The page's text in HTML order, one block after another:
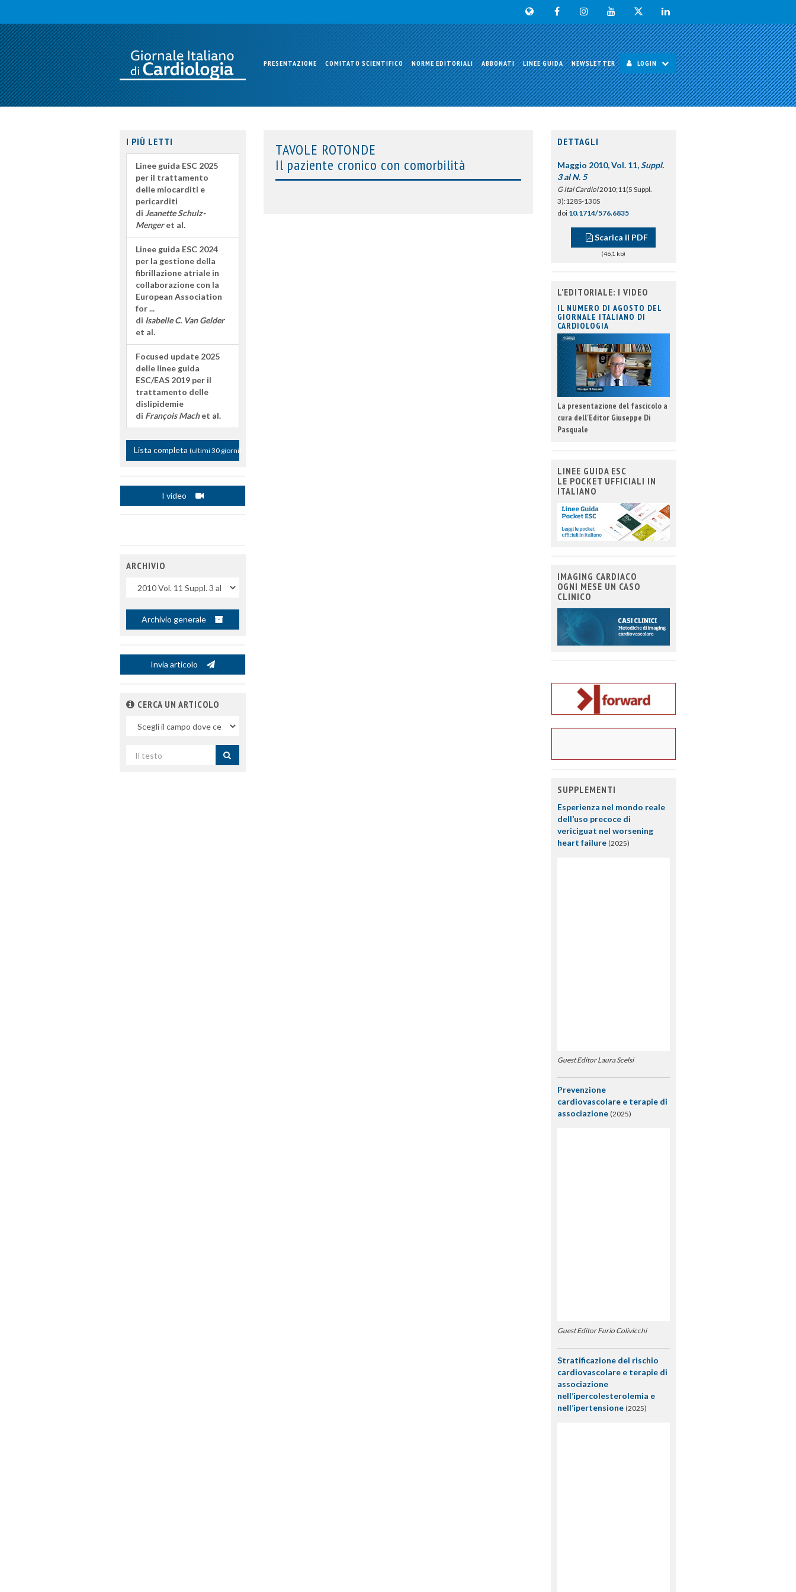
PRESENTAZIONE COMITATO SCIENTIFICO NORME EDITORIALI ABBONATI LINEE GUIDA NEWSLETTER LOGIN
TAVOLE ROTONDE
Il paziente cronico con comorbilità
I PIÙ LETTI
Linee guida ESC 2025
per il trattamento
delle miocarditi e
pericarditi
di Jeanette Schulz-
Mengeret al.
Linee guida ESC 2024
per la gestione della
fibrillazione atriale in
collaborazione con la
European Association
for ...
di Isabelle C. Van Gelder
et al.
Focused update 2025
delle linee guida
ESC/EAS 2019 per il
trattamento delle
dislipidemie
di François Machet al.
Lista completa (ultimi 30 giorni)
I video
ARCHIVIO
Archivio generale
Invia articolo
CERCA UN ARTICOLO
campo
per
DETTAGLI
Maggio 2010, Vol. 11,Suppl.
3 al N. 5
G Ital Cardiol2010;11(5 Suppl.
3):128S-130S
doi 10.1714/576.6835
Scarica il PDF
(46,1 kb)
L'EDITORIALE: I VIDEO
IL NUMERO DI AGOSTO DEL
GIORNALE ITALIANO DI
CARDIOLOGIA
La presentazione del fascicolo a
cura dell'Editor Giuseppe Di
Pasquale
LINEE GUIDA ESC
LE POCKET UFFICIALI IN
ITALIANO
IMAGING CARDIACO
OGNI MESE UN CASO
CLINICO
SUPPLEMENTI
Esperienza nel mondo reale
dell’uso precoce di
vericiguat nel worsening
heart failure (2025)
Guest Editor Laura Scelsi
Prevenzione
cardiovascolare e terapie di
associazione (2025)
Guest Editor Furio Colivicchi
Stratificazione del rischio
cardiovascolare e terapie di
associazione
nell’ipercolesterolemia e
nell’ipertensione (2025)